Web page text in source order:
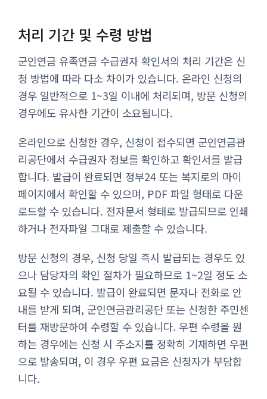
처리 기간 및 수령 방법
군인연금 유족연금 수급권자 확인서의 처리 기간은 신
청 방법에 따라 다소 차이가 있습니다. 온라인 신청의
경우 일반적으로 1~3일 이내에 처리되며, 방문 신청의
경우에도 유사한 기간이 소요됩니다.
온라인으로 신청한 경우, 신청이 접수되면 군인연금관
리공단에서 수급권자 정보를 확인하고 확인서를 발급
합니다. 발급이 완료되면 정부24 또는 복지로의 마이
페이지에서 확인할 수 있으며, PDF 파일 형태로 다운
로드할 수 있습니다. 전자문서 형태로 발급되므로 인쇄
하거나 전자파일 그대로 제출할 수 있습니다.
방문 신청의 경우, 신청 당일 즉시 발급되는 경우도 있
으나 담당자의 확인 절차가 필요하므로 1~2일 정도 소
요될 수 있습니다. 발급이 완료되면 문자나 전화로 안
내를 받게 되며, 군인연금관리공단 또는 신청한 주민센
터를 재방문하여 수령할 수 있습니다. 우편 수령을 원
하는 경우에는 신청 시 주소지를 정확히 기재하면 우편
으로 발송되며, 이 경우 우편 요금은 신청자가 부담합
니다.